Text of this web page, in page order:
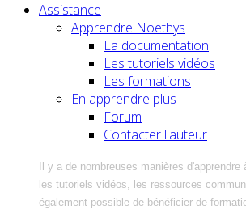
Assistance
Apprendre Noethys
La documentation
Les tutoriels vidéos
Les formations
En apprendre plus
Forum
Contacter l'auteur
Il y a de nombreuses manières
les tutoriels vidéos, les ressources
également possible de bénéficier de